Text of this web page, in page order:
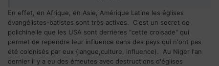
En effet, en Afrique, en Asie, Amérique Latine les églises
évangélistes-batistes sont très actives. C'est un secret de
polichinelle que les USA sont derrières "cette croisade" qui
permet de rependre leur influence dans des pays qui n'ont pas
été colonisés par eux (langue,culture, influence). Au Niger l'an
dernier il y a eu des émeutes avec destructions d'églises